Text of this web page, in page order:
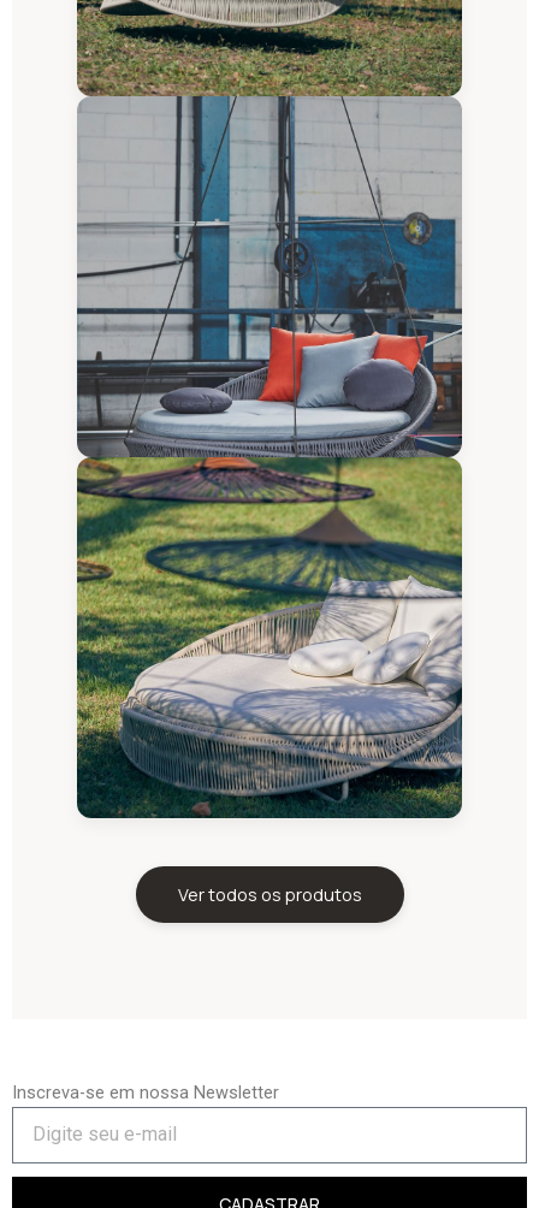
Ver todos os produtos
Inscreva-se em nossa Newsletter